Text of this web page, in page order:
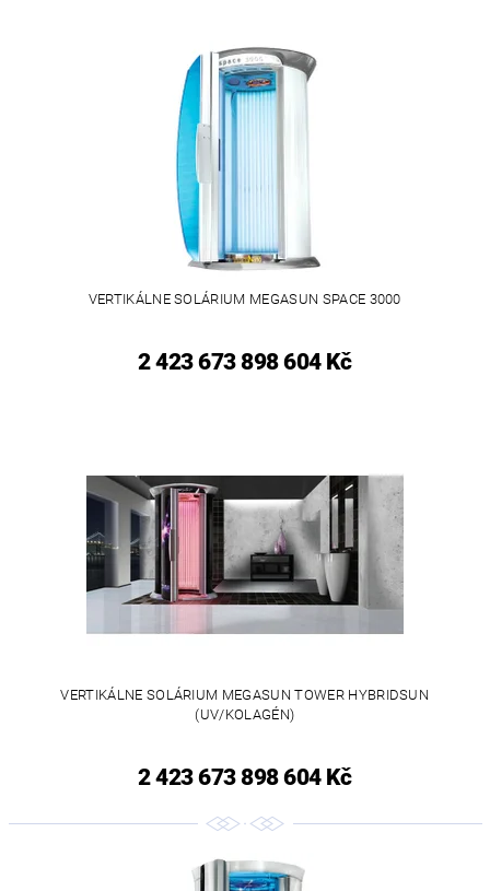
VERTIKÁLNE SOLÁRIUM MEGASUN SPACE 3000
2 423 673 898 604 Kč
VERTIKÁLNE SOLÁRIUM MEGASUN TOWER HYBRIDSUN
(UV/KOLAGÉN)
2 423 673 898 604 Kč